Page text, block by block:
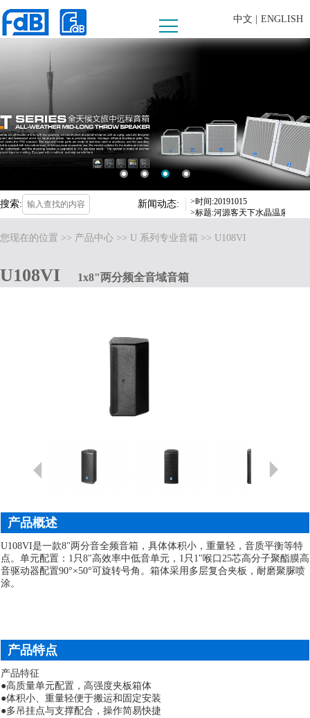
中文 | ENGLISH
搜索: 新闻动态:
>时间:20190625
>标题:FDB AUDIO助阵第十七
>时间:2019-09-16
>标题:fdB爱高音响惊喜亮相，
>时间:2019-03-18
>标题:fdB爱高音响获“2018年
>时间:20191015
>标题:河源客天下水晶温泉国际
>标题:FDB AUDIO助阵第十七
您现在的位置 >> 产品中心 >> U 系列专业音箱 >> U108VI
U108VI 1x8"两分频全音域音箱
产品概述
U108VI是一款8"两分音全频音箱，具体体积小，重量轻，音质平衡等特
点。单元配置：1只8"高效率中低音单元，1只1"喉口25芯高分子聚酯膜高
音驱动器配置90°×50°可旋转号角。箱体采用多层复合夹板，耐磨聚脲喷
涂。
产品特点
产品特征
●高质量单元配置，高强度夹板箱体
●体积小、重量轻便于搬运和固定安装
●多吊挂点与支撑配合，操作简易快捷